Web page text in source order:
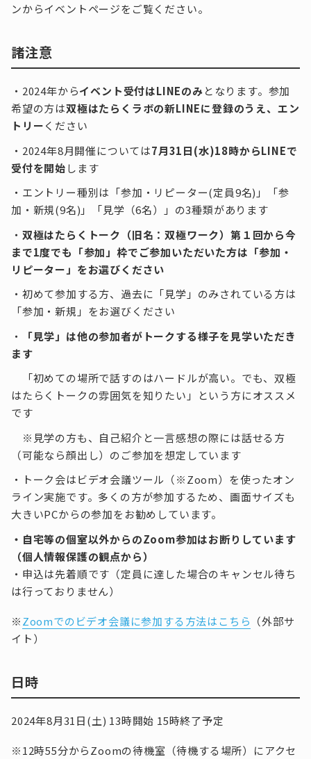
ンからイベントページをご覧ください。
諸注意
・2024年からイベント受付はLINEのみとなります。参加
希望の方は双極はたらくラボの新LINEに登録のうえ、エン
トリーください
・2024年8月開催については7月31日(水)18時からLINEで
受付を開始します
・エントリー種別は「参加・リピーター(定員9名)」「参
加・新規(9名)」「見学（6名）」の3種類があります
・ 双極はたらくトーク（旧名：双極ワーク）第１回から今
まで1度でも「参加」枠でご参加いただいた方は「参加・
リピーター」をお選びください
・初めて参加する方、過去に「見学」のみされている方は
「参加・新規」をお選びください
・
「見学」は他の参加者がトークする様子を見学いただき
ます
「初めての場所で話すのはハードルが高い。でも、双極
はたらくトークの雰囲気を知りたい」という方にオススメ
です
※見学の方も、自己紹介と一言感想の際には話せる方
（可能なら顔出し）のご参加を想定しています
・トーク会はビデオ会議ツール（※Zoom）を使ったオン
ライン実施です。多くの方が参加するため、画面サイズも
大きいPCからの参加をお勧めしています。
・自宅等の個室以外からのZoom参加はお断りしています
（個人情報保護の観点から）
・申込は先着順です（定員に達した場合のキャンセル待ち
は行っておりません）
※Zoomでのビデオ会議に参加する方法はこちら （外部サ
イト）
日時
2024年8月31日(土) 13時開始 15時終了予定
※12時55分からZoomの待機室（待機する場所）にアクセ